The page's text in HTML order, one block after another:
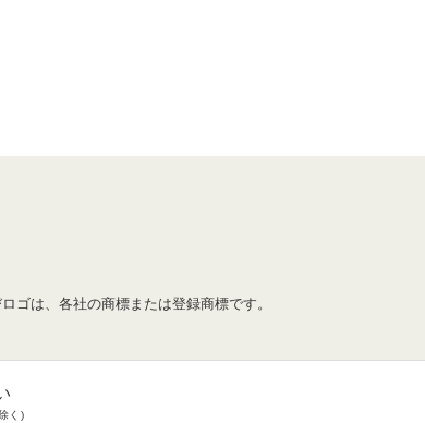
ゴは、各社の商標または登録商標です。
く)